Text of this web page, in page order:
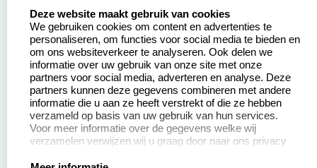
Aanvraag op maat
Betaling &
Verzending
Wederverkoper
worden
Sale
Contact opnemen
Veel gestelde vragen
Retourneren
Herroepingsrecht
Deze website maakt gebruik van cookies
We gebruiken cookies om content en advertenties te
personaliseren, om functies voor social media te bieden en
om ons websiteverkeer te analyseren. Ook delen we
informatie over uw gebruik van onze site met onze
partners voor social media, adverteren en analyse. Deze
partners kunnen deze gegevens combineren met andere
informatie die u aan ze heeft verstrekt of die ze hebben
verzameld op basis van uw gebruik van hun services.
Voor meer informatie over de gegevens welke wij
verzamelen verwijzen wij u graag door naar ons privacy